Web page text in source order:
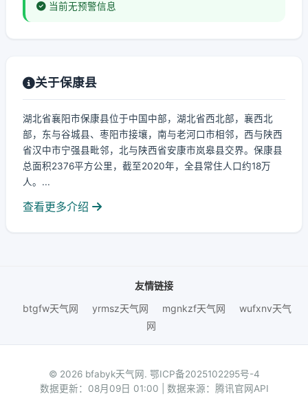
当前无预警信息
关于保康县
湖北省襄阳市保康县位于中国中部，湖北省西北部，襄西北
部，东与谷城县、枣阳市接壤，南与老河口市相邻，西与陕西
省汉中市宁强县毗邻，北与陕西省安康市岚皋县交界。保康县
总面积2376平方公里，截至2020年，全县常住人口约18万
人。...
查看更多介绍
友情链接
btgfw天气网
yrmsz天气网 mgnkzf天气网
wufxnv天气
网
© 2026 bfabyk天气网. 鄂ICP备2025102295号-4
数据更新：08月09日 01:00 | 数据来源：腾讯官网API